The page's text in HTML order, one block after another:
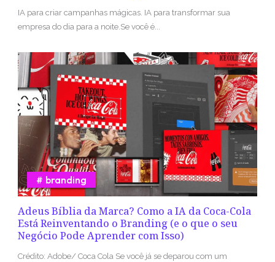
IA para criar campanhas mágicas. IA para transformar sua
empresa do dia para a noite.Se você é...
Adeus Bíblia da Marca? Como a IA da Coca-Cola
Está Reinventando o Branding (e o que o seu
Negócio Pode Aprender com Isso)
branding
Crédito: Adobe/ Coca Cola Se você já se deparou com um